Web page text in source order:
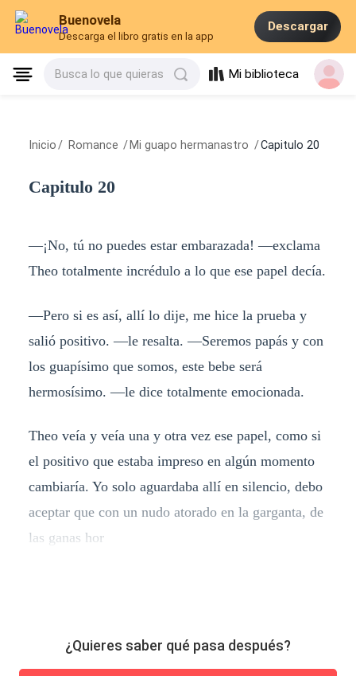
Buenovela
Descarga el libro gratis en la app
Descargar
Busca lo que quieras Mi biblioteca
Inicio / Romance / Mi guapo hermanastro /Capitulo 20
Capitulo 20
—¡No, tú no puedes estar embarazada! —exclama
Theo totalmente incrédulo a lo que ese papel decía.
—Pero si es así, allí lo dije, me hice la prueba y
salió positivo. —le resalta. —Seremos papás y con
los guapísimo que somos, este bebe será
hermosísimo. —le dice totalmente emocionada.
Theo veía y veía una y otra vez ese papel, como si
el positivo que estaba impreso en algún momento
cambiaría. Yo solo aguardaba allí en silencio, debo
aceptar que con un nudo atorado en la garganta, de
las ganas hor
¿Quieres saber qué pasa después?